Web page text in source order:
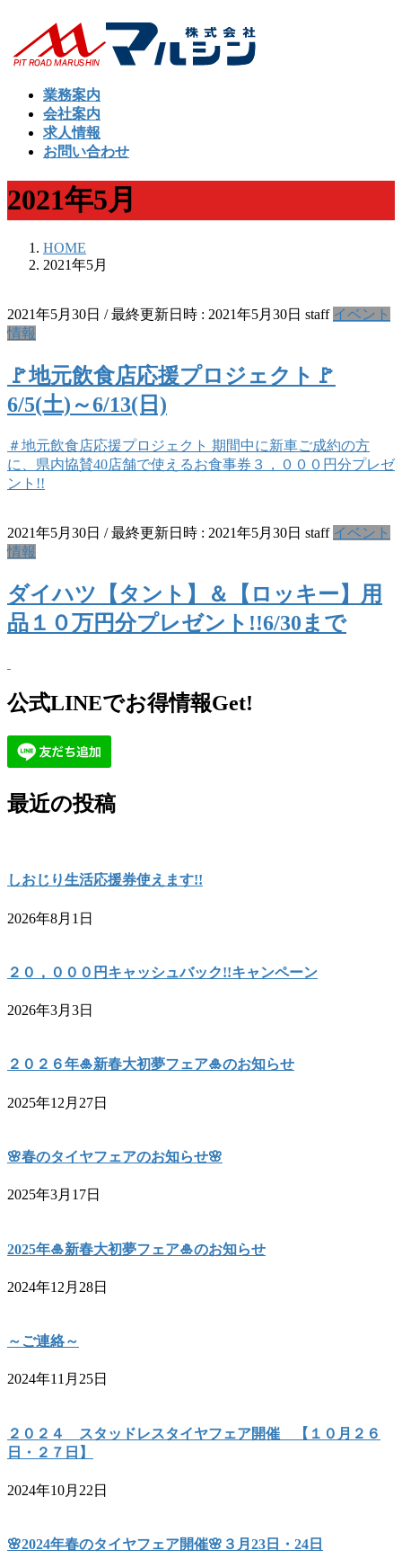
テ
プ
ゲ
動
業務案内
会社案内
求人情報
お問い合わせ
2021年5月
HOME
2021年5月
2021年5月30日 / 最終更新日時 : 2021年5月30日 staff イベント
情報
🚩地元飲食店応援プロジェクト🚩
6/5(土)～6/13(日)
＃地元飲食店応援プロジェクト 期間中に新車ご成約の方
に、県内協賛40店舗で使えるお食事券３，０００円分プレゼ
ント!!
2021年5月30日 / 最終更新日時 : 2021年5月30日 staff イベント
情報
ダイハツ【タント】＆【ロッキー】用
品１０万円分プレゼント!!6/30まで
公式LINEでお得情報Get!
最近の投稿
しおじり生活応援券使えます!!
2026年8月1日
２０，０００円キャッシュバック!!キャンペーン
2026年3月3日
２０２６年🎍新春大初夢フェア🎍のお知らせ
2025年12月27日
🌸春のタイヤフェアのお知らせ🌸
2025年3月17日
2025年🎍新春大初夢フェア🎍のお知らせ
2024年12月28日
～ご連絡～
2024年11月25日
２０２４ スタッドレスタイヤフェア開催 【１０月２６
日・２７日】
2024年10月22日
🌸2024年春のタイヤフェア開催🌸３月23日・24日